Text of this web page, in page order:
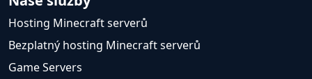
Hosting Minecraft serverů
Bezplatný hosting Minecraft serverů
Game Servers